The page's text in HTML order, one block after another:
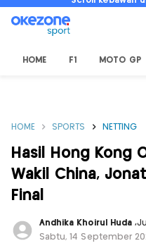
HOME F1 MOTO GP
HOME SPORTS NETTING
Hasil Hong Kong
Wakil China,
Final
Andhika Khoirul Huda,
Sabtu, 14 September